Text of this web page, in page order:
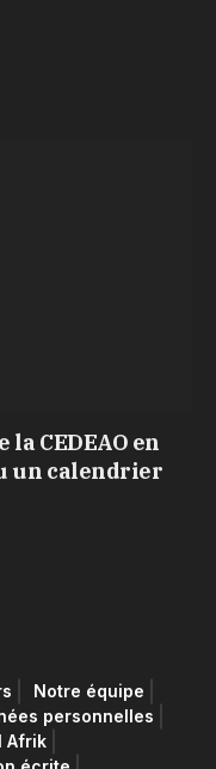
la CEDEAO en
un calendrier
Notre équipe
personnelles
Afrik